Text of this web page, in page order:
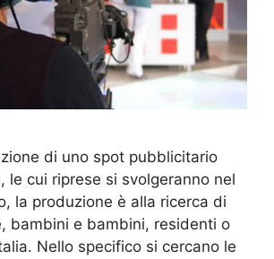
di uno spot pubblicitario
le cui riprese si svolgeranno nel
la produzione è alla ricerca di
bambini e bambini, residenti o
Nello specifico si cercano le